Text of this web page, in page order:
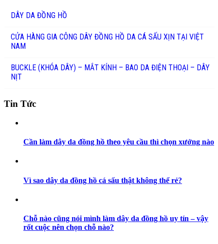
DÂY DA ĐỒNG HỒ
CỬA HÀNG GIA CÔNG DÂY ĐỒNG HỒ DA CÁ SẤU XỊN TẠI VIỆT
NAM
BUCKLE (KHÓA DÂY) – MẮT KÍNH – BAO DA ĐIỆN THOẠI – DÂY
NỊT
Tin Tức
Cần làm dây da đồng hồ theo yêu cầu thì chọn xưởng nào
Vì sao dây da đồng hồ cá sấu thật không thể rẻ?
Chỗ nào cũng nói mình làm dây da đồng hồ uy tín – vậy
rốt cuộc nên chọn chỗ nào?